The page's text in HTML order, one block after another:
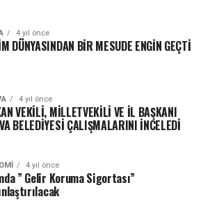
4 yıl önce
DÜNYASINDAN BİR MESUDE ENGİN GEÇTİ
4 yıl önce
VEKİLİ, MİLLETVEKİLİ VE İL BAŞKANI
BELEDİYESİ ÇALIŞMALARINI İNCELEDİ
4 yıl önce
” Gelir Koruma Sigortası”